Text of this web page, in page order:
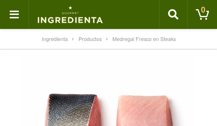
0
Ingredienta Productos Medregal Fresco en Steaks